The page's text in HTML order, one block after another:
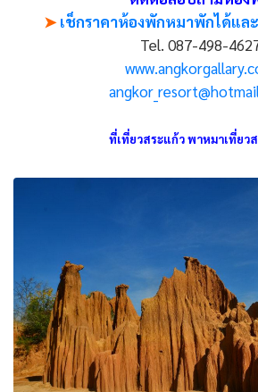
➤ เช็กราคาห้องพักหมาพักได้แล
Tel. 087-498-
ที่เที่ยวสระแก้ว พาหมาเที่ยว